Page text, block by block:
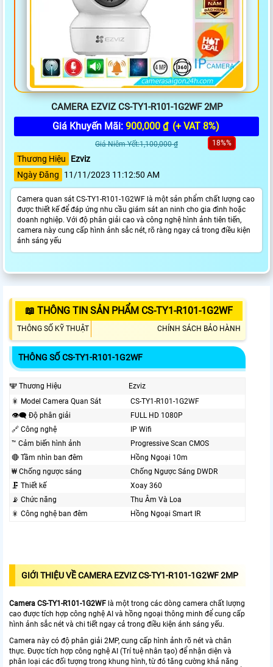
CAMERA EZVIZ CS-TY1-R101-1G2WF 2MP
Giá Khuyến Mãi: 900,000 ₫ (+ VAT 8%)
Giá Niêm Yết:1,100,000 ₫ 18%%
Thương Hiệu
Ezviz
Ngày Đăng
11/11/2023 11:12:50 AM
Camera quan sát CS-TY1-R101-1G2WF là một sản phẩm chất lượng cao
được thiết kế để đáp ứng nhu cầu giám sát an ninh cho gia đình hoặc
doanh nghiệp. Với độ phân giải cao và công nghệ hình ảnh tiên tiến,
camera này cung cấp hình ảnh sắc nét, rõ ràng ngay cả trong điều kiện
ánh sáng yếu
📖 THÔNG TIN SẢN PHẨM CS-TY1-R101-1G2WF
THÔNG SỐ KỸ THUẬT CHÍNH SÁCH BẢO HÀNH
THÔNG SỐ CS-TY1-R101-1G2WF
🕎 Thương Hiệu
Ezviz
🎇 Model Camera Quan Sát
CS-TY1-R101-1G2WF
👁️‍🗨 Độ phân giải
FULL HD 1080P
🔗 Công nghệ
IP Wifi
™️ Cảm biến hình ảnh
Progressive Scan CMOS
🔴 Tầm nhìn ban đêm
Hồng Ngoại 10m
₩ Chống ngược sáng
Chống Ngược Sáng DWDR
🗜️ Thiết kế
Xoay 360
📡 Chức năng
Thu Âm Và Loa
🎇 Công nghệ ban đêm
Hồng Ngoại Smart IR
GIỚI THIỆU VỀ CAMERA EZVIZ CS-TY1-R101-1G2WF 2MP
Camera CS-TY1-R101-1G2WF là một trong các dòng camera chất lượng
cao được tích hợp công nghệ AI và hồng ngoại thông minh để cung cấp
hình ảnh sắc nét và chi tiết ngay cả trong điều kiện ánh sáng yếu.
Camera này có độ phân giải 2MP, cung cấp hình ảnh rõ nét và chân
thực. Được tích hợp công nghệ AI (Trí tuệ nhân tạo) để nhận diện và
phân loại các đối tượng trong khung hình, từ đó tăng cường khả năng